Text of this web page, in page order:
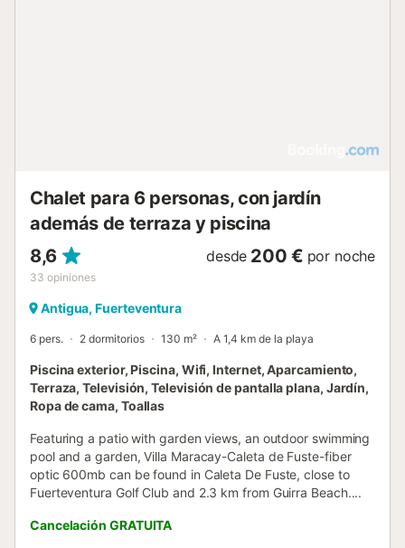
Chalet para 6 personas, con jardín
además de terraza y piscina
8,6
33 opiniones
desde 200 € por noche
Antigua, Fuerteventura
6 pers. 2 dormitorios 130 m² A 1,4 km de la playa
Piscina exterior, Piscina, Wifi, Internet, Aparcamiento,
Terraza, Televisión, Televisión de pantalla plana, Jardín,
Ropa de cama, Toallas
Featuring a patio with garden views, an outdoor swimming
pool and a garden, Villa Maracay-Caleta de Fuste-fiber
optic 600mb can be found in Caleta De Fuste, close to
Fuerteventura Golf Club and 2.3 km from Guirra Beach....
Cancelación GRATUITA